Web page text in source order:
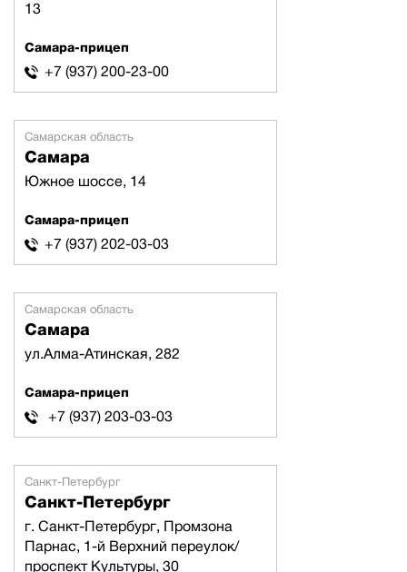
13
Самара-прицеп
+7 (937) 200-23-00
Самарская область
Самара
Южное шоссе, 14
Самара-прицеп
+7 (937) 202-03-03
Самарская область
Самара
ул.Алма-Атинская, 282
Самара-прицеп
+7 (937) 203-03-03
Санкт-Петербург
Санкт-Петербург
г. Санкт-Петербург, Промзона
Парнас, 1-й Верхний переулок/
проспект Культуры, 30